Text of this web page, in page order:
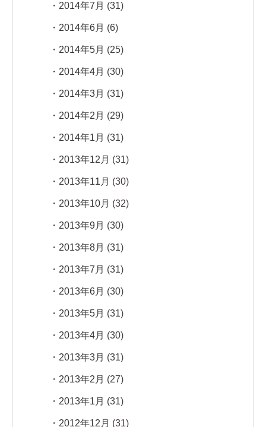
2014年7月 (31)
2014年6月 (6)
2014年5月 (25)
2014年4月 (30)
2014年3月 (31)
2014年2月 (29)
2014年1月 (31)
2013年12月 (31)
2013年11月 (30)
2013年10月 (32)
2013年9月 (30)
2013年8月 (31)
2013年7月 (31)
2013年6月 (30)
2013年5月 (31)
2013年4月 (30)
2013年3月 (31)
2013年2月 (27)
2013年1月 (31)
2012年12月 (31)